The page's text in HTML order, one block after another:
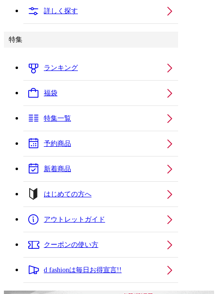
詳しく探す
特集
ランキング
福袋
特集一覧
予約商品
新着商品
はじめての方へ
アウトレットガイド
クーポンの使い方
d fashionは毎日お得宣言!!